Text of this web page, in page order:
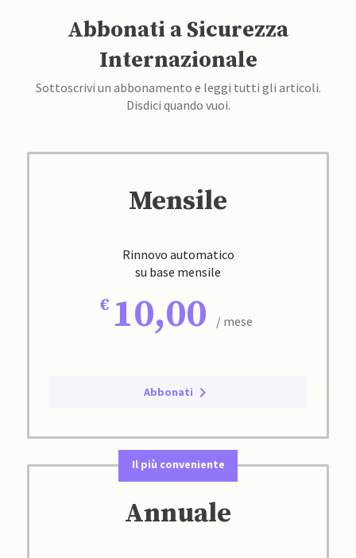
Abbonati a Sicurezza
Internazionale
Sottoscrivi un abbonamento e leggi tutti gli articoli.
Disdici quando vuoi.
Mensile
Rinnovo automatico
su base mensile
10,00 / mese
Abbonati
Il più conveniente
Annuale